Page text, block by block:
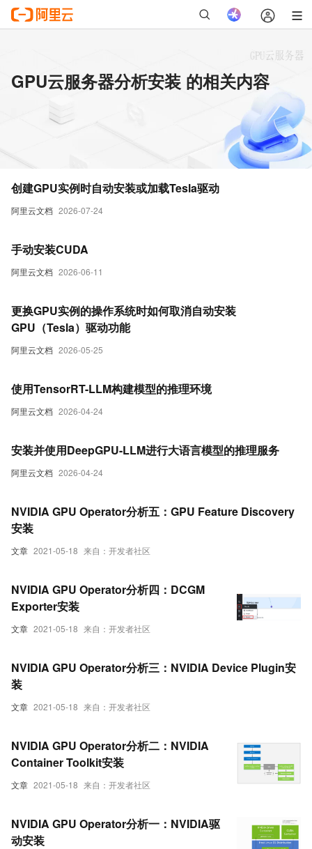
GPU云服务器分析安装 的相关内容
阿里云文档 2026-07-24
创建GPU实例时自动安装或加载Tesla驱动
阿里云文档 2026-06-11
手动安装CUDA
阿里云文档 2026-05-25
更换GPU实例的操作系统时如何取消自动安装
GPU（Tesla）驱动功能
阿里云文档 2026-04-24
使用TensorRT-LLM构建模型的推理环境
阿里云文档 2026-04-24
安装并使用DeepGPU-LLM进行大语言模型的推理服务
文章 2021-05-18 来自：开发者社区
NVIDIA GPU Operator分析五：GPU Feature Discovery
安装
文章 2021-05-18 来自：开发者社区
NVIDIA GPU Operator分析四：DCGM
Exporter安装
文章 2021-05-18 来自：开发者社区
NVIDIA GPU Operator分析三：NVIDIA Device Plugin安
装
文章 2021-05-18 来自：开发者社区
NVIDIA GPU Operator分析二：NVIDIA
Container Toolkit安装
NVIDIA GPU Operator分析一：NVIDIA驱
动安装